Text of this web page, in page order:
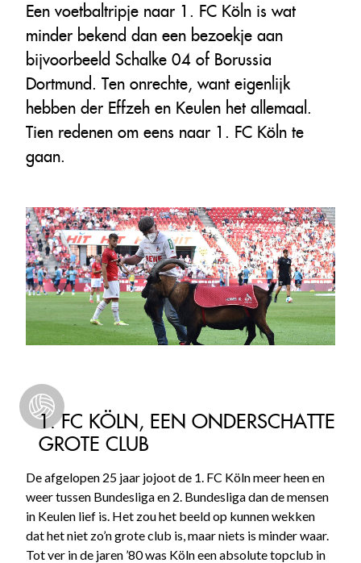
Een voetbaltripje naar 1. FC Köln is wat
minder bekend dan een bezoekje aan
bijvoorbeeld Schalke 04 of Borussia
Dortmund. Ten onrechte, want eigenlijk
hebben der Effzeh en Keulen het allemaal.
Tien redenen om eens naar 1. FC Köln te
gaan.
1. FC KÖLN, EEN ONDERSCHATTE
GROTE CLUB
De afgelopen 25 jaar jojoot de 1. FC Köln meer heen en
weer tussen Bundesliga en 2. Bundesliga dan de mensen
in Keulen lief is. Het zou het beeld op kunnen wekken
dat het niet zo’n grote club is, maar niets is minder waar.
Tot ver in de jaren ’80 was Köln een absolute topclub in